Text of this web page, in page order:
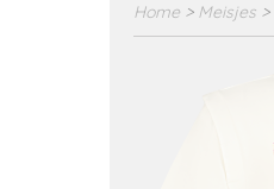
Home > Meisjes >